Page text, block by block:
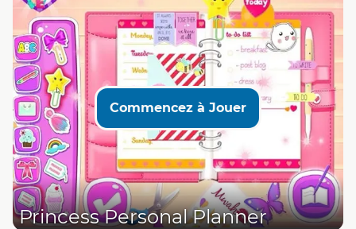
Commencez à Jouer
Princess Personal Planner